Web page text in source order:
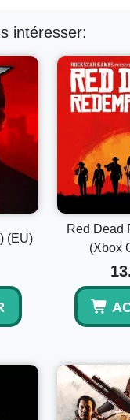
intéresser:
(EU)
Red Dead
(Xbox